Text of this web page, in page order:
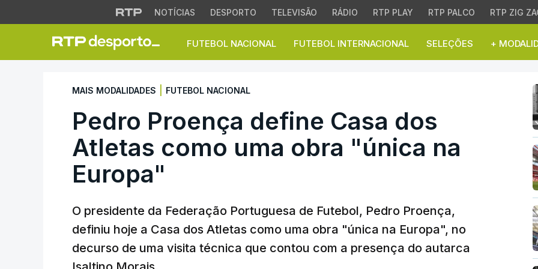
NOTÍCIAS DESPORTO TELEVISÃO RÁDIO RTP PLAY RTP PALCO RTP ZIG
FUTEBOL NACIONAL FUTEBOL INTERNACIONAL SELEÇÕES +
Pedro Proença define Casa dos Atletas
MAIS MODALIDADES FUTEBOL NACIONAL
Pedro Proença define Casa dos
Atletas como uma obra "única na
Europa"
O presidente da Federação Portuguesa de Futebol, Pedro Proença,
definiu hoje a Casa dos Atletas como uma obra "única na Europa", no
decurso de uma visita técnica que contou com a presença do autarca